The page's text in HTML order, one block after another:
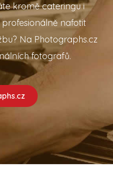
kromě cateringu i
nafotit
Na Photographs.cz
fotografů.